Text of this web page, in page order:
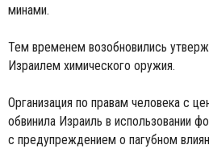
минами.
Тем временем возобновились
Израилем химического оружия.
Организация по правам человека с
обвинила Израиль в использовании
с предупреждением о пагубном